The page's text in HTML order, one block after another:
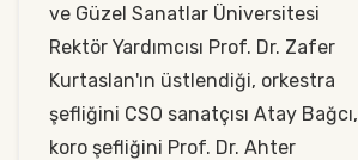
ve Güzel Sanatlar Üniversitesi
Rektör Yardımcısı Prof. Dr. Zafer
Kurtaslan'ın üstlendiği, orkestra
şefliğini CSO sanatçısı Atay Bağcı,
koro şefliğini Prof. Dr. Ahter